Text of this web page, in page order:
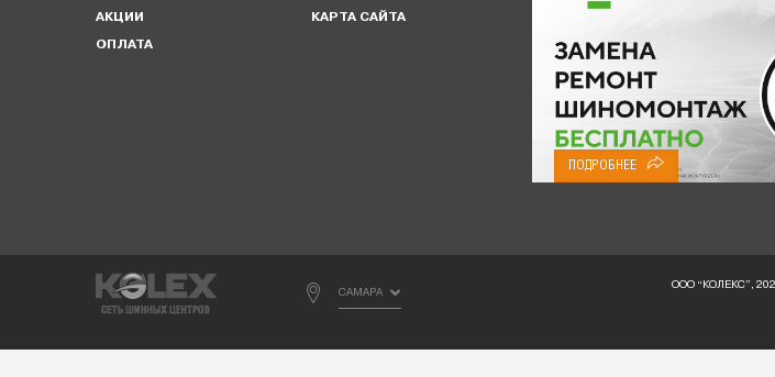
АКЦИИ
ОПЛАТА
КАРТА САЙТА
ПОДРОБНЕЕ
САМАРА
ООО “КОЛЕКС”,